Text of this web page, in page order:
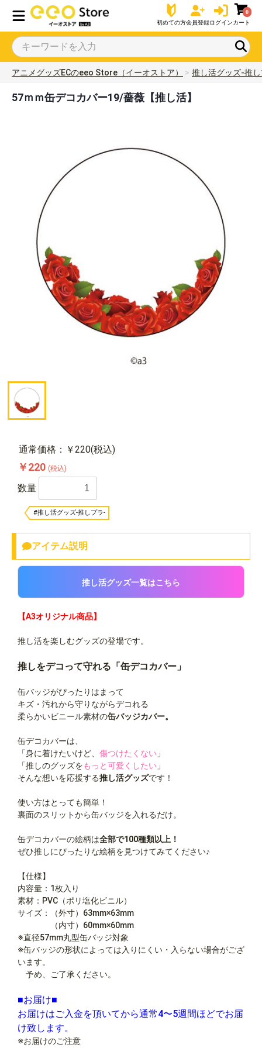
初めての方会員登録ログイン
0
カート
アニメグッズECのeeo Store（イーオストア） 推し活グッズ-推
57ｍｍ缶デコカバー19/薔薇【推し活】
通常価格：￥220(税込)
￥220 (税込)
数量
#推し活グッズ-推しプラ-
アイテム説明
推し活グッズ一覧はこちら
【A3オリジナル商品】
推し活を楽しむグッズの登場です。
推しをデコって守れる「缶デコカバー」
缶バッジがぴったりはまって
キズ・汚れから守りながらデコれる
柔らかいビニール素材の缶バッジカバー。
缶デコカバーは、
「身に着けたいけど、 傷つけたくない 」
「推しのグッズをもっと可愛くしたい 」
そんな想いを応援する推し活グッズです！
使い方はとっても簡単！
裏面のスリットから缶バッジを入れるだけ。
缶デコカバーの絵柄は全部で100種類以上！
ぜひ推しにぴったりな絵柄を見つけてみてください♪
【仕様】
内容量：1枚入り
素材：PVC（ポリ塩化ビニル）
サイズ：（外寸）63mm×63mm
（内寸）60mm×60mm
※直径57mm丸型缶バッジ対象
※缶バッジの形状によっては入りにくい・入らない場合がござ
います。
予め、ご了承ください。
■お届け■
お届けはご入金を頂いてから通常4〜5週間ほどでお届
け致します。
※お届けのご注意